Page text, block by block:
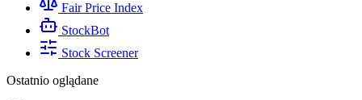
Fair Price Index
StockBot
Stock Screener
Ostatnio oglądane